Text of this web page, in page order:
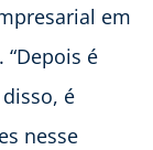
em
“Depois é
é
nesse